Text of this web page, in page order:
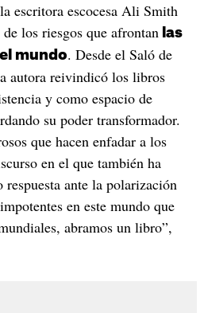
escritora escocesa Ali Smith
los riesgos que afrontan las
mundo. Desde el Saló de
autora reivindicó los libros
y como espacio de
su poder transformador.
que hacen enfadar a los
en el que también ha
ante la polarización
en este mundo que
abramos un libro”,